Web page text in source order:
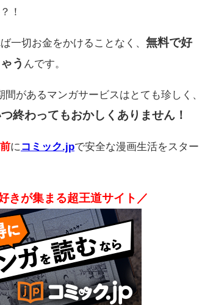
！
一切お金をかけることなく、 無料で好
う んです。
間があるマンガサービスはとても珍しく、
終わってもおかしくありません！
に コミック.jpで安全な漫画生活をスター
きが集まる超王道サイト／